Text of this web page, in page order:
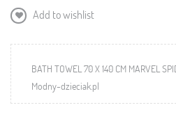
Add to wishlist
BATH TOWEL 70 X 140 CM MARVEL
Modny-dzieciak.pl